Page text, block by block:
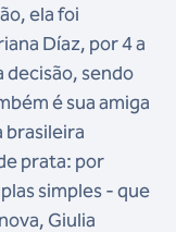
ela foi
Díaz, por 4 a
decisão, sendo
é sua amiga
brasileira
prata: por
simples - que
Giulia